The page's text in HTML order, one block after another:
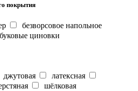
покрытия
безворсовое напольное
циновки
джутовая
латексная
шёлковая